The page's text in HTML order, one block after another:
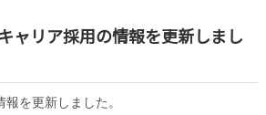
ャリア採用の情報を更新しまし
を更新しました。